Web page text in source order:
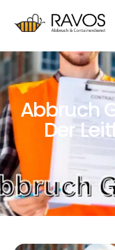
Abbruch
Der